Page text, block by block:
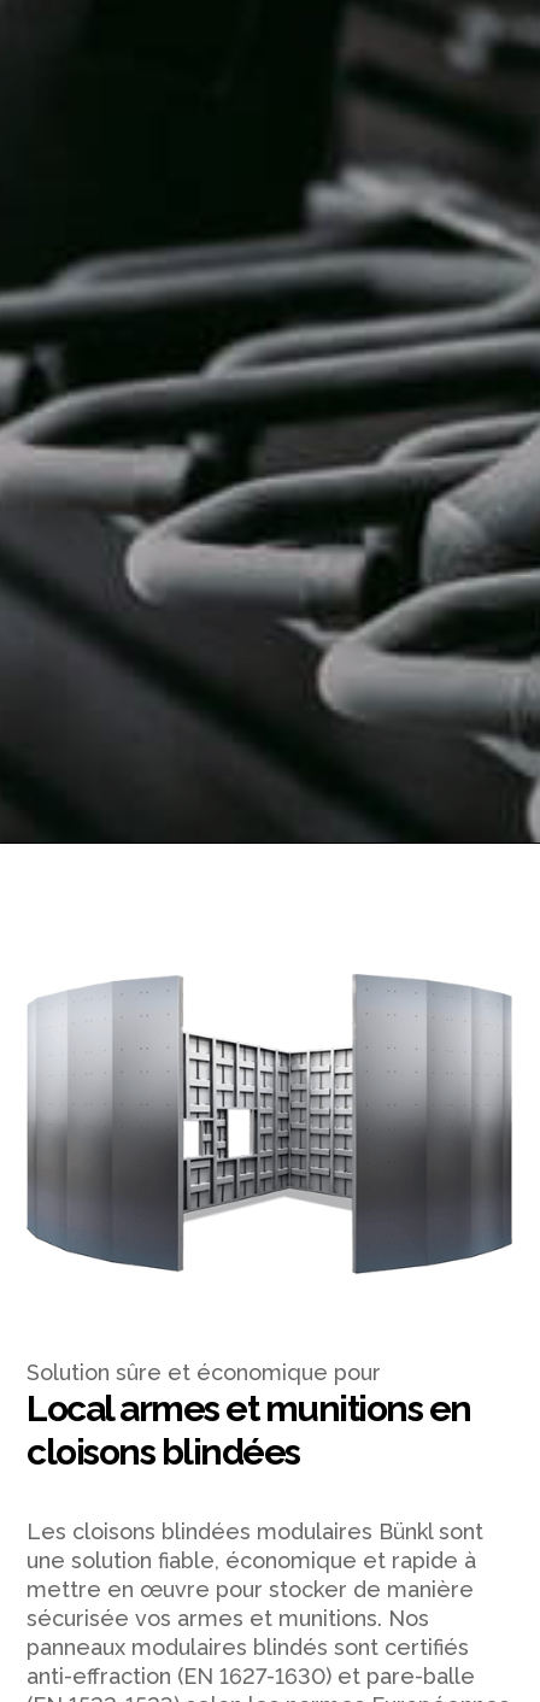
Solution sûre et économique pour
Local armes et munitions en
cloisons blindées
Les cloisons blindées modulaires Bünkl sont
une solution fiable, économique et rapide à
mettre en œuvre pour stocker de manière
sécurisée vos armes et munitions. Nos
panneaux modulaires blindés sont certifiés
anti-effraction (EN 1627-1630) et pare-balle